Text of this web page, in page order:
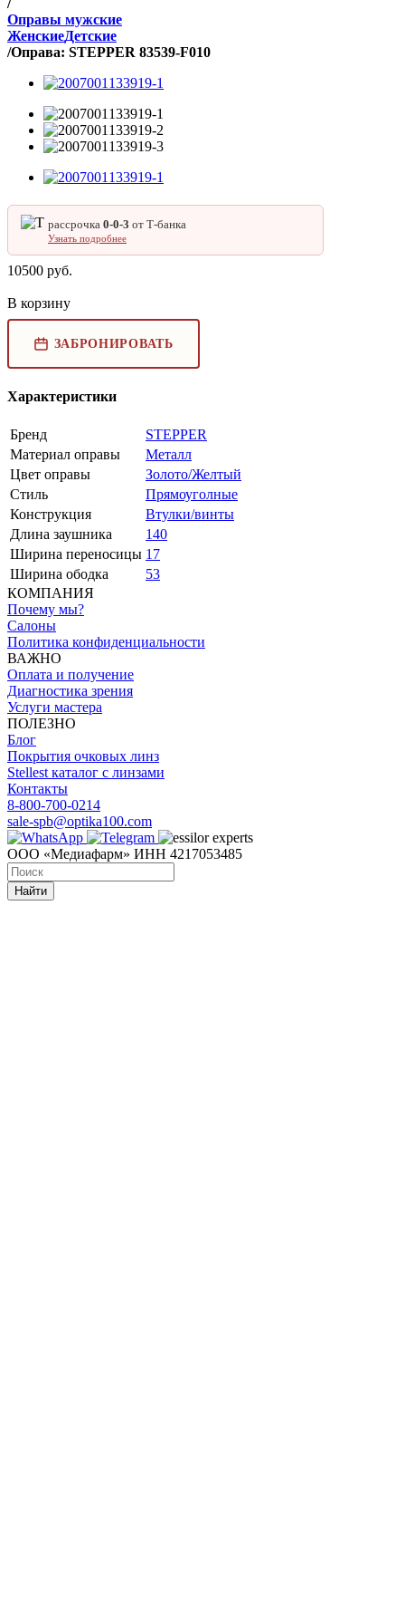
/
Оправы мужские
ЖенскиеДетские
/Оправа: STEPPER 83539-F010
рассрочка 0‑0‑3 от Т‑банка
Узнать подробнее
10500 руб.
В корзину
ЗАБРОНИРОВАТЬ
Характеристики
Бренд
STEPPER
Материал оправы
Металл
Цвет оправы
Золото/Желтый
Стиль
Прямоуголные
Конструкция
Втулки/винты
Длина заушника
140
Ширина переносицы 17
Ширина ободка
53
КОМПАНИЯ
Почему мы?
Салоны
Политика конфиденциальности
ВАЖНО
Оплата и получение
Диагностика зрения
Услуги мастера
ПОЛЕЗНО
Блог
Покрытия очковых линз
Stellest каталог с линзами
Контакты
8-800-700-0214
sale-spb@optika100.com
ООО «Медиафарм» ИНН 4217053485
Найти